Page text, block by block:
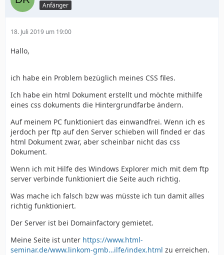
Anfänger
18. Juli 2019 um 19:00
Hallo,
ich habe ein Problem bezüglich meines CSS files.
Ich habe ein html Dokument erstellt und möchte mithilfe
eines css dokuments die Hintergrundfarbe ändern.
Auf meinem PC funktioniert das einwandfrei. Wenn ich es
jerdoch per ftp auf den Server schieben will finded er das
html Dokument zwar, aber scheinbar nicht das css
Dokument.
Wenn ich mit Hilfe des Windows Explorer mich mit dem ftp
server verbinde funktioniert die Seite auch richtig.
Was mache ich falsch bzw was müsste ich tun damit alles
richtig funktioniert.
Der Server ist bei Domainfactory gemietet.
Meine Seite ist unter https://www.html-
seminar.de/www.linkom-gmb…ilfe/index.html zu erreichen.